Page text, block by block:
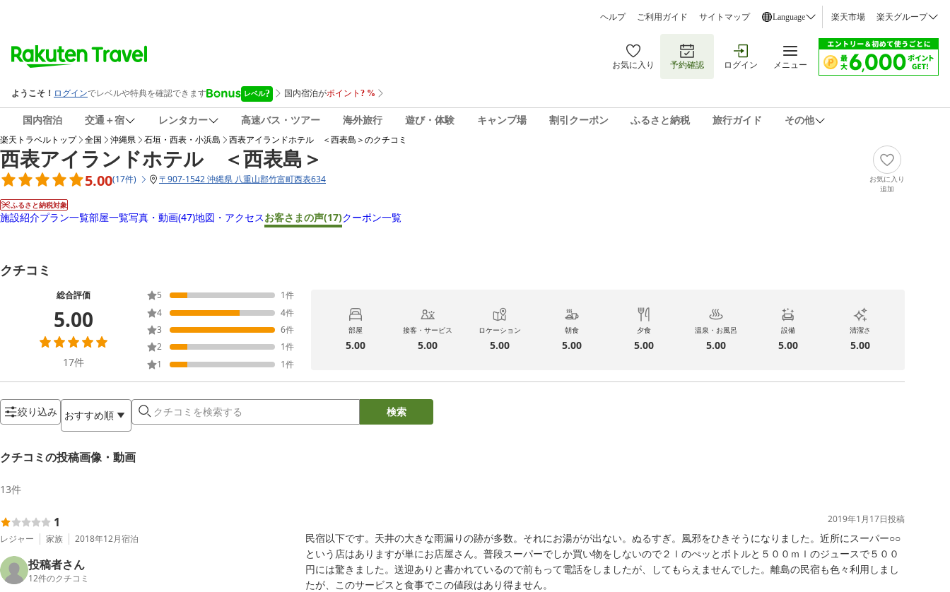
ヘルプ ご利用ガイド サイトマップ Language 楽天市場 楽天グループ
お気に入り 予約確認 ログイン メニュー
国内宿泊 交通＋宿 レンタカー 高速バス・ツアー 海外旅行 遊び・体験 キャンプ場 割引クーポン ふるさと納税 旅行ガイド その他
楽天トラベルトップ 全国 沖縄県 石垣・西表・小浜島 西表アイランドホテル ＜西表島＞のクチコミ
西表アイランドホテル ＜西表島＞
5.00(17件) 〒907-1542 沖縄県 八重山郡竹富町西表634
ふるさと納税対象
お気に入り
追加
施設紹介プラン一覧部屋一覧写真・動画(47)地図・アクセスお客さまの声(17)クーポン一覧
クチコミ
総合評価
5.00
17件
5 1件
4
4件
3
6件
2
1件
1
1件
部屋
5.00
接客・サービス
5.00
ロケーション
5.00
朝食
5.00
夕食
5.00
温泉・お風呂
5.00
設備
5.00
清潔さ
5.00
絞り込み おすすめ順 検索
クチコミの投稿画像・動画
13件
1
レジャー 家族 2018年12月宿泊
投稿者さん
12件のクチコミ
2019年1月17日投稿
民宿以下です。天井の大きな雨漏りの跡が多数。それにお湯がが出ない。ぬるすぎ。風邪をひきそうになりました。近所にスーパー○○
という店はありますが単にお店屋さん。普段スーパーでしか買い物をしないので２ｌのぺッとボトルと５００ｍｌのジュースで５００
円には驚きました。送迎ありと書かれているので前もって電話をしましたが、してもらえませんでした。離島の民宿も色々利用しまし
たが、このサービスと食事でこの値段はあり得ません。